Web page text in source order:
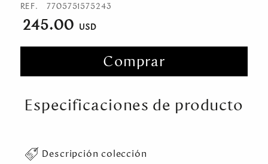
REF. 7705751575243
245.00
Comprar
Especificaciones de producto
Descripción colección